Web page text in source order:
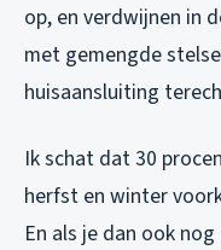
op, en verdwijnen in
met gemengde
huisaansluiting
Ik schat dat 30
herfst en winter
En als je dan ook